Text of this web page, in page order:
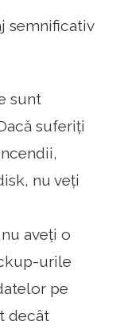
semnificativ
sunt
suferiți
nu veți
aveți o
urile
pe
decât